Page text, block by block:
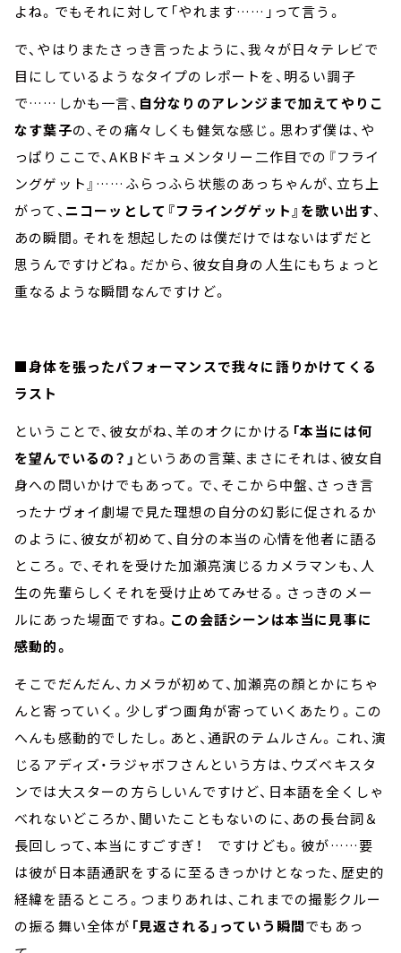
よね。でもそれに対して「やれます……」って言う。
で、やはりまたさっき言ったように、我々が日々テレビで
目にしているようなタイプのレポートを、明るい調子
で……しかも一言、 自分なりのアレンジまで加えてやりこ
なす葉子の、その痛々しくも健気な感じ。思わず僕は、や
っぱりここで、AKBドキュメンタリー二作目での『フライ
ングゲット』……ふらっふら状態のあっちゃんが、立ち上
がって、 ニコーッとして『フライングゲット』を歌い出す、
あの瞬間。それを想起したのは僕だけではないはずだと
思うんですけどね。だから、彼女自身の人生にもちょっと
重なるような瞬間なんですけど。
■身体を張ったパフォーマンスで我々に語りかけてくる
ラスト
ということで、彼女がね、羊のオクにかける 「本当には何
を望んでいるの？」 というあの言葉、まさにそれは、彼女自
身への問いかけでもあって。で、そこから中盤、さっき言
ったナヴォイ劇場で見た理想の自分の幻影に促されるか
のように、彼女が初めて、自分の本当の心情を他者に語る
ところ。で、それを受けた加瀬亮演じるカメラマンも、人
生の先輩らしくそれを受け止めてみせる。さっきのメー
ルにあった場面ですね。 この会話シーンは本当に見事に
感動的。
そこでだんだん、カメラが初めて、加瀬亮の顔とかにちゃ
んと寄っていく。少しずつ画角が寄っていくあたり。この
へんも感動的でしたし。あと、通訳のテムルさん。これ、演
じるアディズ・ラジャボフさんという方は、ウズベキスタ
ンでは大スターの方らしいんですけど、日本語を全くしゃ
べれないどころか、聞いたこともないのに、あの長台詞＆
長回しって、本当にすごすぎ！ ですけども。彼が……要
は彼が日本語通訳をするに至るきっかけとなった、歴史的
経緯を語るところ。つまりあれは、これまでの撮影クルー
の振る舞い全体が 「見返される」っていう瞬間でもあっ